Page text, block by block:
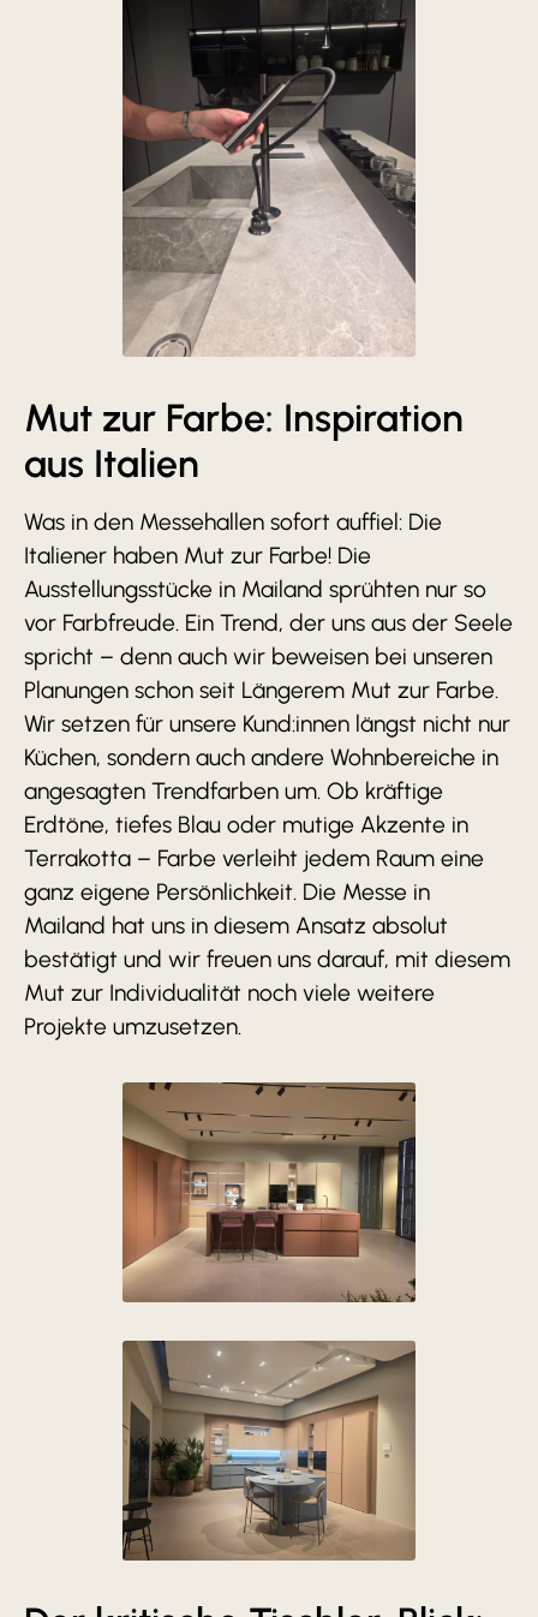
Mut zur Farbe: Inspiration
aus Italien
Was in den Messehallen sofort auffiel: Die
Italiener haben Mut zur Farbe! Die
Ausstellungsstücke in Mailand sprühten nur so
vor Farbfreude. Ein Trend, der uns aus der Seele
spricht – denn auch wir beweisen bei unseren
Planungen schon seit Längerem Mut zur Farbe.
Wir setzen für unsere Kund:innen längst nicht nur
Küchen, sondern auch andere Wohnbereiche in
angesagten Trendfarben um. Ob kräftige
Erdtöne, tiefes Blau oder mutige Akzente in
Terrakotta – Farbe verleiht jedem Raum eine
ganz eigene Persönlichkeit. Die Messe in
Mailand hat uns in diesem Ansatz absolut
bestätigt und wir freuen uns darauf, mit diesem
Mut zur Individualität noch viele weitere
Projekte umzusetzen.